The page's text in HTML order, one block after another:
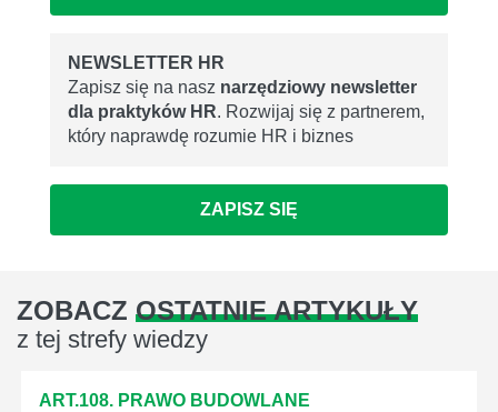
NEWSLETTER HR
Zapisz się na nasz narzędziowy newsletter
dla praktyków HR. Rozwijaj się z partnerem,
który naprawdę rozumie HR i biznes
ZAPISZ SIĘ
ZOBACZ OSTATNIE ARTYKUŁY
z tej strefy wiedzy
ART.108. PRAWO BUDOWLANE